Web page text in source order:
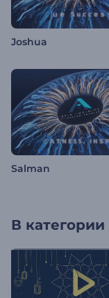
Joshua
Salman
В категории